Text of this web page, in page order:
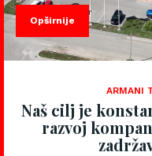
Opširnije
ARMANI
Naš cilj je
razvoj